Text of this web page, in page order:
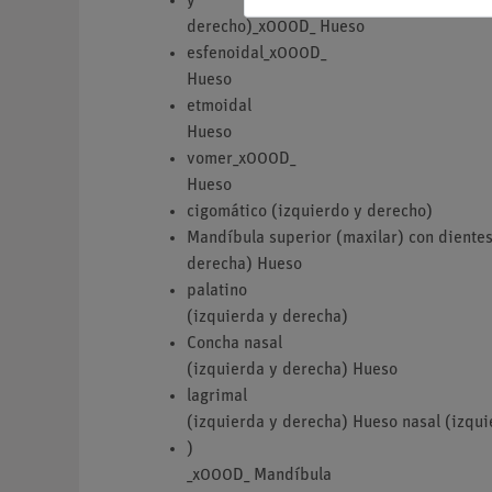
derecho)_x000D_ Hueso
esfenoidal_x000D_
Hueso
etmoidal
Hueso
vomer_x000D_
Hueso
cigomático (izquierdo y derecho)
Mandíbula superior (maxilar) con
derecha) Hueso
palatino
(izquierda y derecha)
Concha nasal
(izquierda y derecha) Hueso
lagrimal
(izquierda y derecha) Hueso nasal
)
_x000D_ Mandíbula